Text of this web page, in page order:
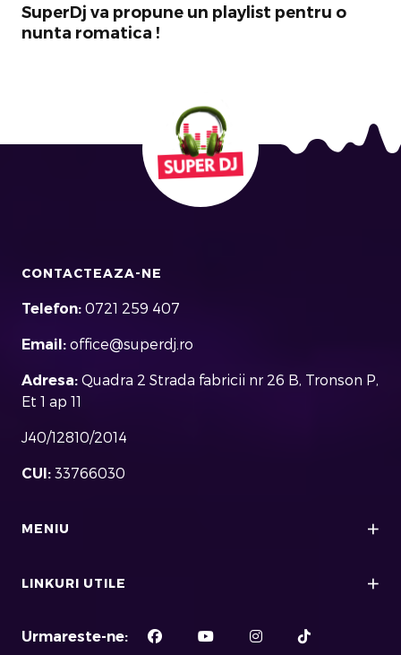
SuperDj va propune un playlist pentru o
nunta romatica !
CONTACTEAZA-NE
Telefon: 0721 259 407
Email: office@superdj.ro
Adresa: Quadra 2 Strada fabricii nr 26 B, Tronson P,
Et 1 ap 11
J40/12810/2014
CUI: 33766030
MENIU
LINKURI UTILE
Urmareste-ne: